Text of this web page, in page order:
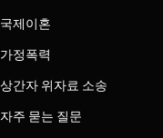
국제이혼
가정폭력
상간자 위자료 소송
자주 묻는 질문